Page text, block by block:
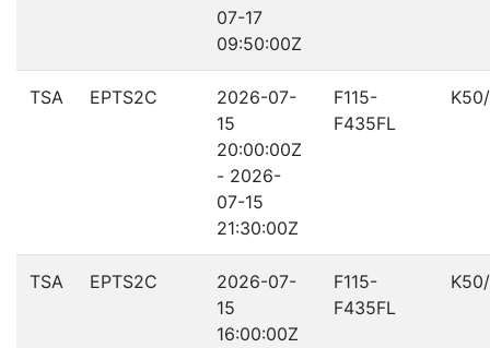
07-17
09:50:00Z
TSA EPTS2C
2026-07-
15
20:00:00Z
- 2026-
07-15
21:30:00Z
F115-
F435FL
TSA EPTS2C
2026-07-
15
16:00:00Z
F115-
F435FL